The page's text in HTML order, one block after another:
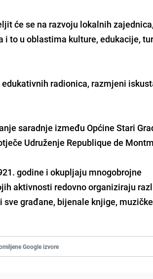
će se na razvoju lokalnih zajednica,
to u oblastima kulture, edukacije,
radionica, razmjeni
saradnje između Općine Stari
Udruženje Republique de
godine i okupljaju mnogobrojne
aktivnosti redovno organiziraju
građane, bijenale knjige, muzičke
Google izvore